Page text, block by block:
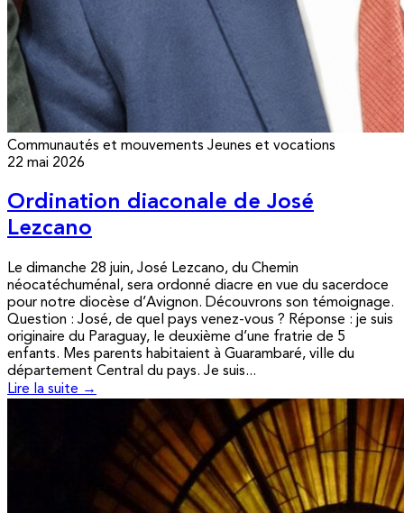
Communautés et mouvements Jeunes et vocations
22 mai 2026
Ordination diaconale de José
Lezcano
Le dimanche 28 juin, José Lezcano, du Chemin
néocatéchuménal, sera ordonné diacre en vue du sacerdoce
pour notre diocèse d’Avignon. Découvrons son témoignage.
Question : José, de quel pays venez-vous ? Réponse : je suis
originaire du Paraguay, le deuxième d’une fratrie de 5
enfants. Mes parents habitaient à Guarambaré, ville du
département Central du pays. Je suis...
Lire la suite →